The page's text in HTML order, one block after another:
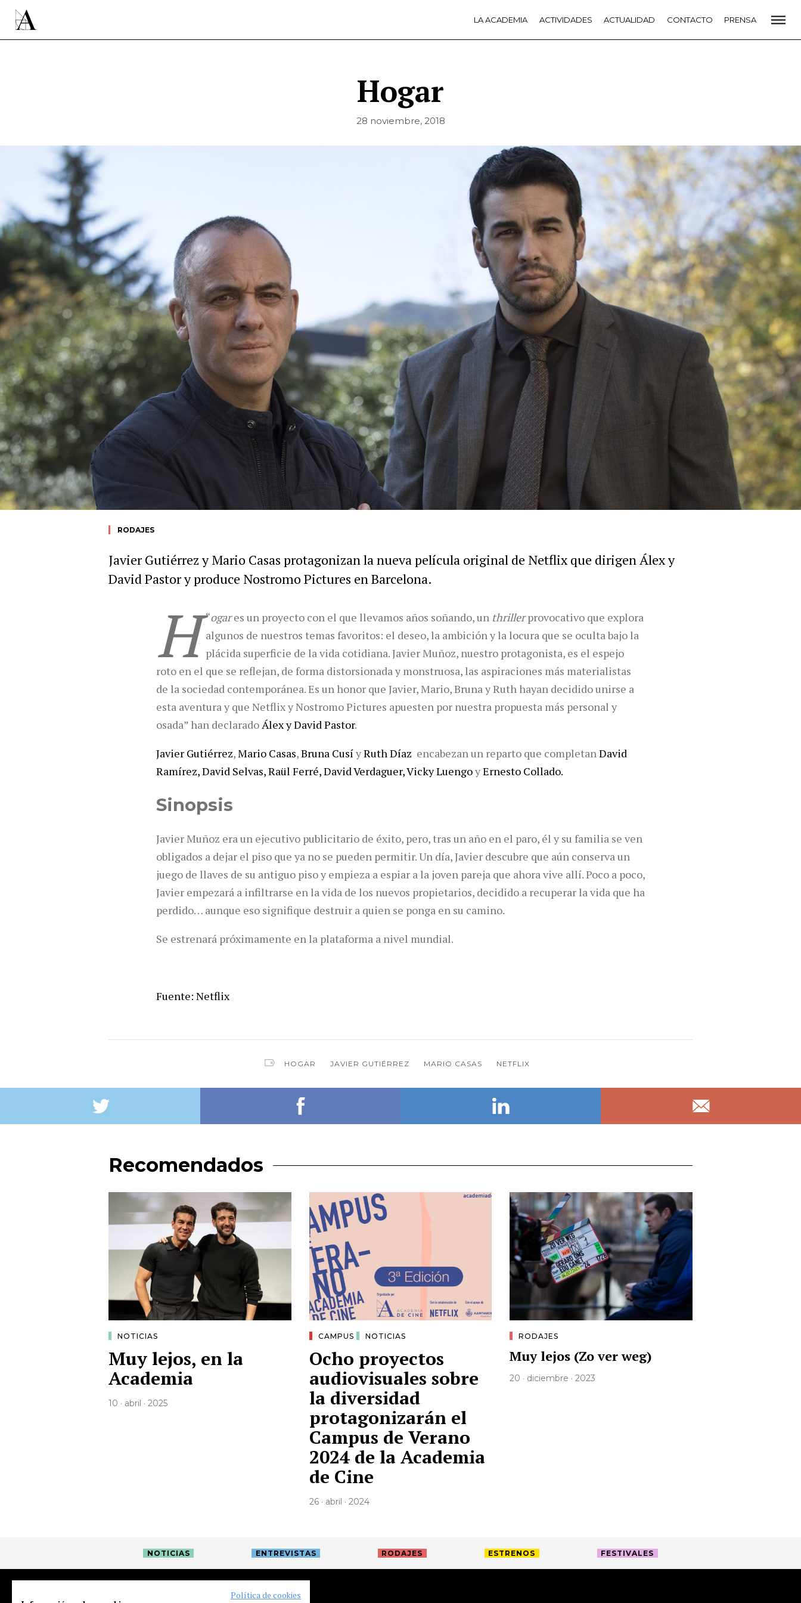
LA ACADEMIA ACTIVIDADES ACTUALIDAD CONTACTO PRENSA
Hogar
28 noviembre, 2018
RODAJES
Javier Gutiérrez y Mario Casas protagonizan la nueva película original de Netflix que dirigen Álex y
David Pastor y produce Nostromo Pictures en Barcelona.
“
H ogares un proyecto con el que llevamos años soñando, un thrillerprovocativo que explora
algunos de nuestros temas favoritos: el deseo, la ambición y la locura que se oculta bajo la
plácida superficie de la vida cotidiana. Javier Muñoz, nuestro protagonista, es el espejo
roto en el que se reflejan, de forma distorsionada y monstruosa, las aspiraciones más materialistas
de la sociedad contemporánea. Es un honor que Javier, Mario, Bruna y Ruth hayan decidido unirse a
esta aventura y que Netflix y Nostromo Pictures apuesten por nuestra propuesta más personal y
osada” han declaradoÁlex y David Pastor.
Javier Gutiérrez,Mario Casas,Bruna CusíyRuth Díaz encabezan un reparto que completanDavid
Ramírez, David Selvas, Raül Ferré, David Verdaguer, Vicky LuengoyErnesto Collado.
Sinopsis
Javier Muñoz era un ejecutivo publicitario de éxito, pero, tras un año en el paro, él y su familia se ven
obligados a dejar el piso que ya no se pueden permitir. Un día, Javier descubre que aún conserva un
juego de llaves de su antiguo piso y empieza a espiar a la joven pareja que ahora vive allí. Poco a poco,
Javier empezará a infiltrarse en la vida de los nuevos propietarios, decidido a recuperar la vida que ha
perdido… aunque eso signifique destruir a quien se ponga en su camino.
Se estrenará próximamente en la plataforma a nivel mundial.
Fuente: Netflix
HOGAR JAVIER GUTIÉRREZ MARIO CASAS NETFLIX
Recomendados
NOTICIAS
Muy lejos, en la
Academia
10 · abril · 2025
CAMPUS NOTICIAS
Ocho proyectos
audiovisuales sobre
la diversidad
protagonizarán el
Campus de Verano
2024 de la Academia
de Cine
26 · abril · 2024
RODAJES
Muy lejos (Zo ver weg)
20 · diciembre · 2023
NOTICIAS ENTREVISTAS RODAJES ESTRENOS FESTIVALES
LA ACADEMIA PREMIOS GOYA FUNDACIÓN
CONTACTO
Política de cookies